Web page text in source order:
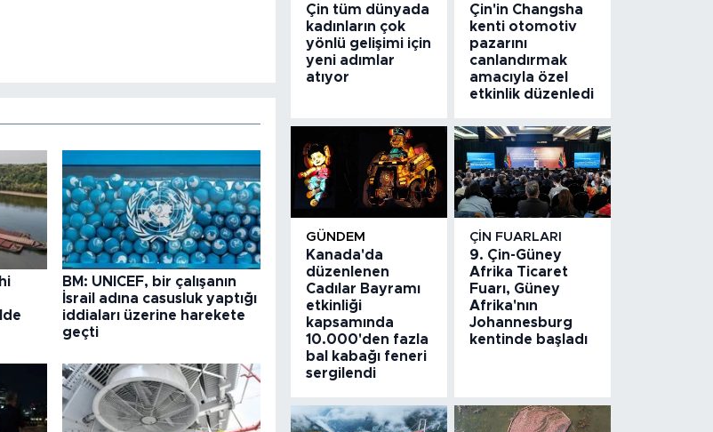
BM: UNICEF, bir çalışanın
İsrail adına casusluk yaptığı
iddiaları üzerine harekete
geçti
Çin tüm dünyada
kadınların çok
yönlü gelişimi için
yeni adımlar
atıyor
Çin'in Changsha
kenti otomotiv
pazarını
canlandırmak
amacıyla özel
etkinlik düzenledi
GÜNDEM
Kanada'da
düzenlenen
Cadılar Bayramı
etkinliği
kapsamında
10.000'den fazla
bal kabağı feneri
sergilendi
ÇIN FUARLARI
9. Çin-Güney
Afrika Ticaret
Fuarı, Güney
Afrika'nın
Johannesburg
kentinde başladı